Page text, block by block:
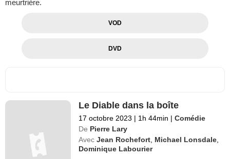
meurtrière.
VOD
DVD
Le Diable dans la boîte
17 octobre 2023 | 1h 44min | Comédie
De Pierre Lary
Avec Jean Rochefort Michael Lonsdale
Dominique Labourier